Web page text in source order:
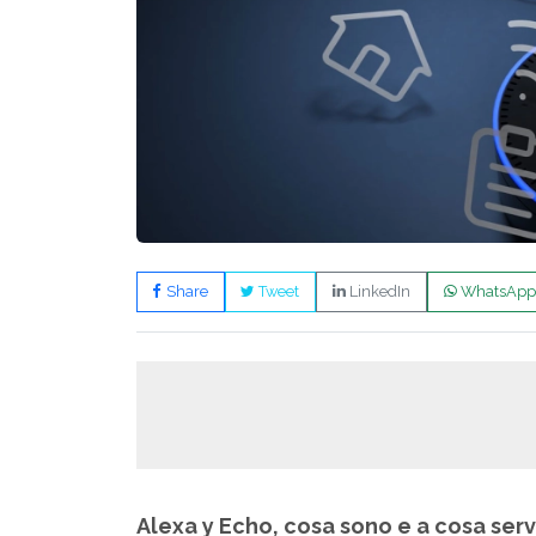
Share Tweet LinkedIn WhatsApp
Alexa y Echo, cosa sono e a cosa